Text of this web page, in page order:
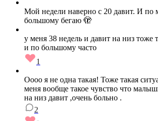
Мой недели наверно с 20 давит. И по
большому бегаю 🫣
у меня 38 недель и давит на низ тоже
и по большому часто
1
Оооо я не одна такая! Тоже такая
меня вообще такое чувство что
на низ давит ,очень больно .
2